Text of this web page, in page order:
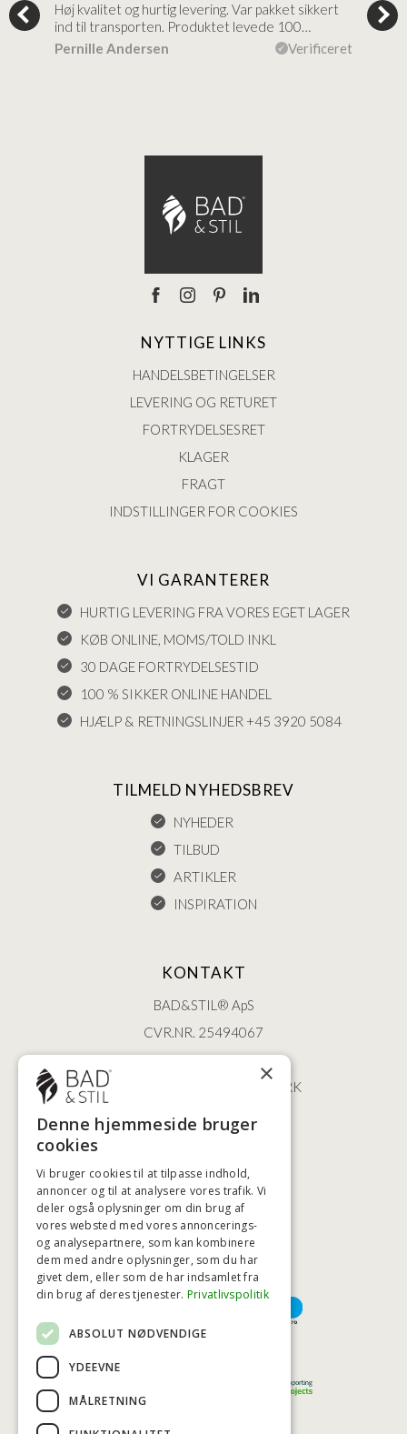
Høj kvalitet og hurtig levering. Var pakket sikkert
ind til transporten. Produktet levede 100…
Pernille Andersen
Verificeret
NYTTIGE LINKS
HANDELSBETINGELSER
LEVERING OG RETURET
FORTRYDELSESRET
KLAGER
FRAGT
INDSTILLINGER FOR COOKIES
VI GARANTERER
HURTIG LEVERING FRA VORES EGET LAGER
KØB ONLINE, MOMS/TOLD INKL
30 DAGE FORTRYDELSESTID
100 % SIKKER ONLINE HANDEL
HJÆLP & RETNINGSLINJER +45 3920 5084
TILMELD NYHEDSBREV
NYHEDER
TILBUD
ARTIKLER
INSPIRATION
KONTAKT
BAD&STIL® ApS
CVR.NR. 25494067
ØSTERBROGADE 202
2100 KØBENHAVN • DANMARK
+45 3920 5084
HØJESTE KREDITVÆRDIGHED
BETALINGSMULIGHEDER
×
Denne hjemmeside bruger
cookies
Vi bruger cookies til at tilpasse indhold,
annoncer og til at analysere vores trafik. Vi
deler også oplysninger om din brug af
vores websted med vores annoncerings-
og analysepartnere, som kan kombinere
dem med andre oplysninger, som du har
givet dem, eller som de har indsamlet fra
din brug af deres tjenester. Privatlivspolitik
ABSOLUT NØDVENDIGE
YDEEVNE
MÅLRETNING